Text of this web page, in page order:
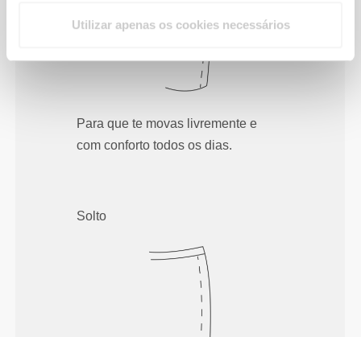
Utilizar apenas os cookies necessários
Para que te movas livremente e
com conforto todos os dias.
Solto